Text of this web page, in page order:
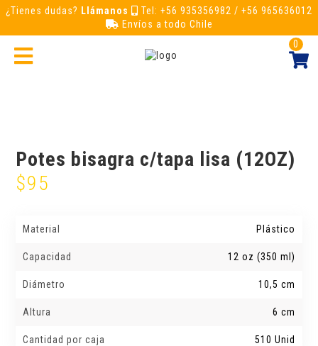
¿Tienes dudas? Llámanos
Tel: +56 935356982 / +56 965636012
Envíos a todo Chile
0
Potes bisagra c/tapa lisa (12OZ)
$95
Material Plástico
Capacidad 12 oz (350 ml)
Diámetro 10,5 cm
Altura 6 cm
Cantidad por caja 510 Unid